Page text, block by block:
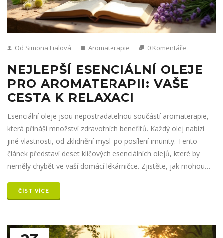
Od Simona Fialová Aromaterapie 0 Komentáře
NEJLEPŠÍ ESENCIÁLNÍ OLEJE
PRO AROMATERAPII: VAŠE
CESTA K RELAXACI
Esenciální oleje jsou nepostradatelnou součástí aromaterapie,
která přináší množství zdravotních benefitů. Každý olej nabízí
jiné vlastnosti, od zklidnění mysli po posílení imunity. Tento
článek představí deset klíčových esenciálních olejů, které by
neměly chybět ve vaší domácí lékárničce. Zjistěte, jak mohou
správně používat.
ČÍST VÍCE